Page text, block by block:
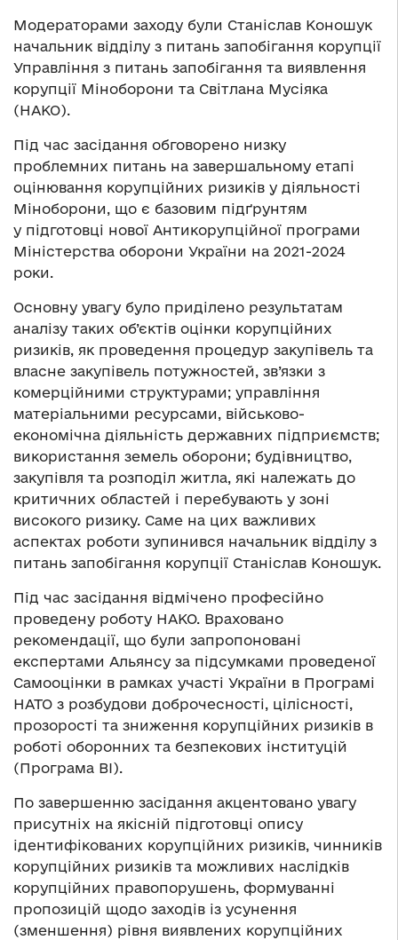
Модераторами заходу були Станіслав Коношук
начальник відділу з питань запобігання корупції
Управління з питань запобігання та виявлення
корупції Міноборони та Світлана Мусіяка
(НАКО).
Під час засідання обговорено низку
проблемних питань на завершальному етапі
оцінювання корупційних ризиків у діяльності
Міноборони, що є базовим підґрунтям
у підготовці нової Антикорупційної програми
Міністерства оборони України на 2021-2024
роки.
Основну увагу було приділено результатам
аналізу таких об’єктів оцінки корупційних
ризиків, як проведення процедур закупівель та
власне закупівель потужностей, зв’язки з
комерційними структурами; управління
матеріальними ресурсами, військово-
економічна діяльність державних підприємств;
використання земель оборони; будівництво,
закупівля та розподіл житла, які належать до
критичних областей і перебувають у зоні
високого ризику. Саме на цих важливих
аспектах роботи зупинився начальник відділу з
питань запобігання корупції Станіслав Коношук.
Під час засідання відмічено професійно
проведену роботу НАКО. Враховано
рекомендації, що були запропоновані
експертами Альянсу за підсумками проведеної
Самооцінки в рамках участі України в Програмі
НАТО з розбудови доброчесності, цілісності,
прозорості та зниження корупційних ризиків в
роботі оборонних та безпекових інституцій
(Програма ВІ).
По завершенню засідання акцентовано увагу
присутніх на якісній підготовці опису
ідентифікованих корупційних ризиків, чинників
корупційних ризиків та можливих наслідків
корупційних правопорушень, формуванні
пропозицій щодо заходів із усунення
(зменшення) рівня виявлених корупційних